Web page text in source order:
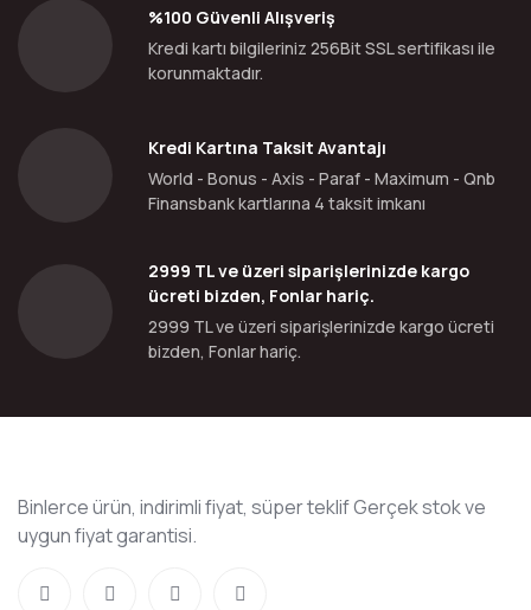
%100 Güvenli Alışveriş
Kredi kartı bilgileriniz 256Bit SSL sertifikası ile
korunmaktadır.
Kredi Kartına Taksit Avantajı
World - Bonus - Axis - Paraf - Maximum - Qnb
Finansbank kartlarına 4 taksit imkanı
2999 TL ve üzeri siparişlerinizde kargo
ücreti bizden, Fonlar hariç.
2999 TL ve üzeri siparişlerinizde kargo ücreti
bizden, Fonlar hariç.
Binlerce ürün, indirimli fiyat, süper teklif Gerçek stok ve
uygun fiyat garantisi.